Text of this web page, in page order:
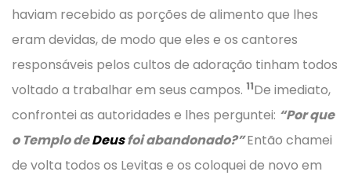
haviam recebido as porções de alimento que lhes
eram devidas, de modo que eles e os cantores
responsáveis pelos cultos de adoração tinham todos
voltado a trabalhar em seus campos. 11De imediato,
confrontei as autoridades e lhes perguntei: “Por que
o Templo deDeusfoi abandonado?”Então chamei
de volta todos os Levitas e os coloquei de novo em